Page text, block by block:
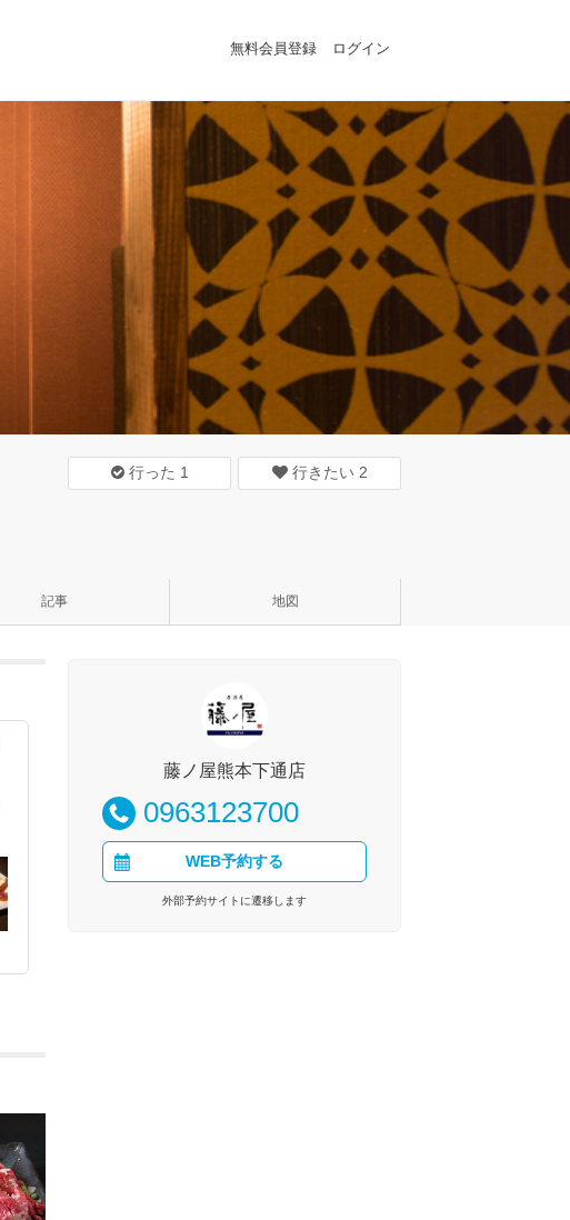
無料会員登録 ログイン
行った 1 行きたい 2
記事 地図
藤ノ屋熊本下通店
0963123700
WEB予約する
外部予約サイトに遷移します